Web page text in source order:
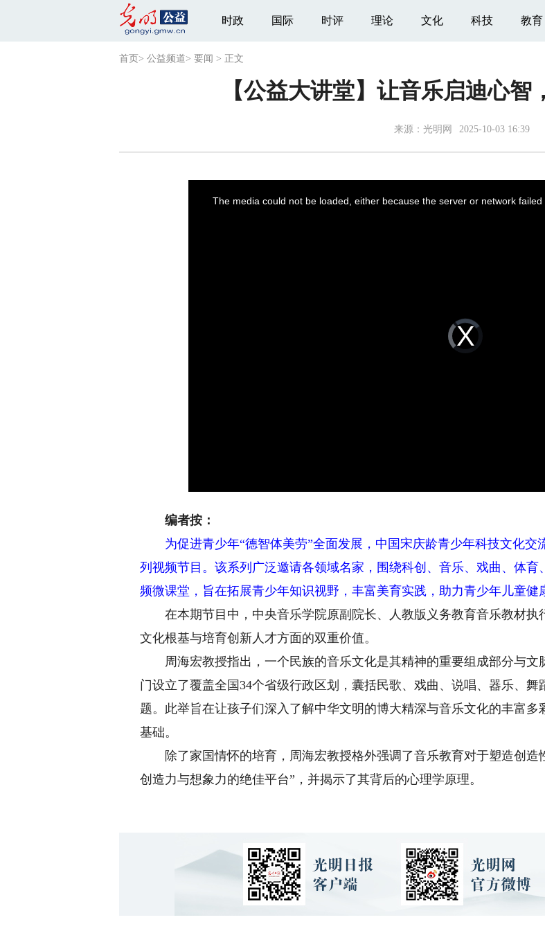
时政 国际 时评 理论 文化 科技 教育
首页 > 公益频道> 要闻 > 正文
【公益大讲堂】让音乐启迪心智
来源： 光明网 2025-10-03 16:39
Video
Player
is
loading.
The media could not be loaded, either because the server or network
编者按：
为促进青少年“德智体美劳”全面发展，中国宋庆龄青少年科技文化交
列视频节目。该系列广泛邀请各领域名家，围绕科创、音乐、戏曲、体
频微课堂，旨在拓展青少年知识视野，丰富美育实践，助力青少年儿童健
在本期节目中，中央音乐学院原副院长、人教版义务教育音乐教材执
文化根基与培育创新人才方面的双重价值。
周海宏教授指出，一个民族的音乐文化是其精神的重要组成部分与文
门设立了覆盖全国34个省级行政区划，囊括民歌、戏曲、说唱、器乐、
题。此举旨在让孩子们深入了解中华文明的博大精深与音乐文化的丰富
基础。
除了家国情怀的培育，周海宏教授格外强调了音乐教育对于塑造创造
创造力与想象力的绝佳平台”，并揭示了其背后的心理学原理。